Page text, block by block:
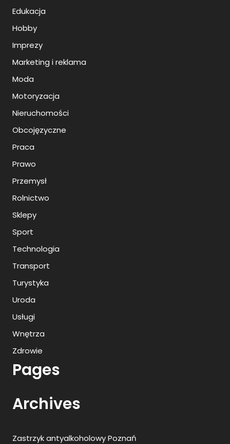
Edukacja
Hobby
Imprezy
Marketing i reklama
Moda
Motoryzacja
Nieruchomości
Obcojęzyczne
Praca
Prawo
Przemysł
Rolnictwo
Sklepy
Sport
Technologia
Transport
Turystyka
Uroda
Usługi
Wnętrza
Zdrowie
Pages
Archives
Zastrzyk antyalkoholowy Poznań